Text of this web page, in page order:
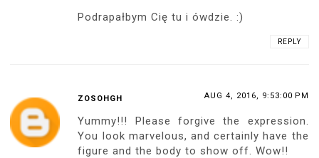
Podrapałbym Cię tu i ówdzie. :)
REPLY
ZOSOHGH AUG 4, 2016, 9:53:00 PM
Yummy!!! Please forgive the expression.
You look marvelous, and certainly have the
figure and the body to show off. Wow!!